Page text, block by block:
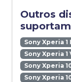
Outros
Sony Xperia 1
Sony Xperia 1
Sony Xperia
Sony Xperia